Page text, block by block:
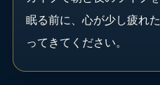
眠る前に、心が少し疲れ
ってきてください。